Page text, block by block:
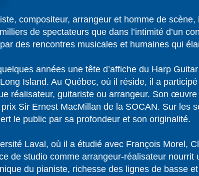
compositeur, arrangeur et homme de
de spectateurs que dans l’intimité d’un
des rencontres musicales et humaines qui
années une tête d’affiche du Harp
Island. Au Québec, où il réside, il a
réalisateur, guitariste ou arrangeur. Son
Sir Ernest MacMillan de la SOCAN. Sur les
le public par sa profondeur et son originalité.
Laval, où il a étudié avec François Morel,
de studio comme arrangeur-réalisateur nourrit
du pianiste, richesse des lignes de basse